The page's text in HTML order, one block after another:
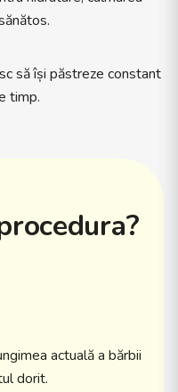
să își păstreze constant
timp.
actuală a bărbii
dorit.